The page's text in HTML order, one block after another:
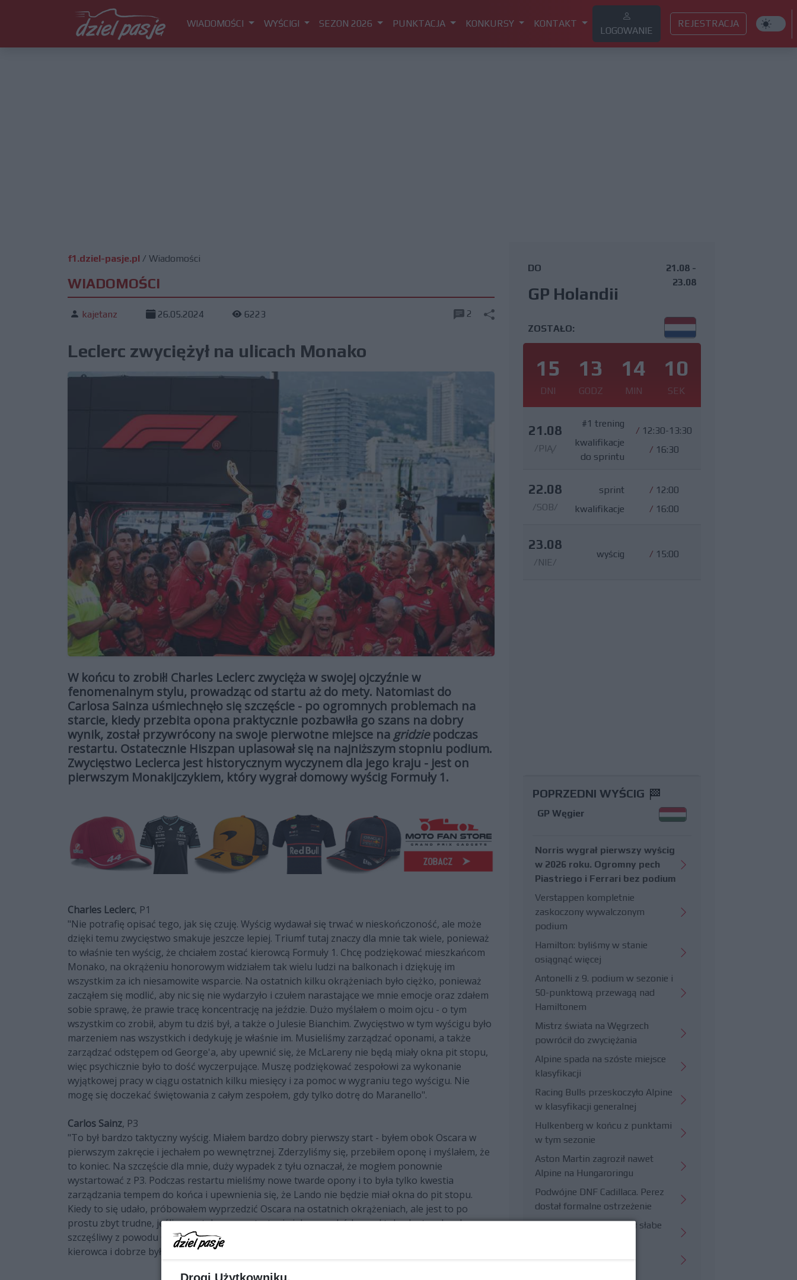
WIADOMOŚCI WYŚCIGI SEZON 2026 PUNKTACJA KONKURSY KONTAKT
LOGOWANIE
REJESTRACJA
f1.dziel-pasje.pl / Wiadomości
WIADOMOŚCI
kajetanz 26.05.2024 6223 2
Leclerc zwyciężył na ulicach Monako
W końcu to zrobił! Charles Leclerc zwycięża w swojej ojczyźnie w
fenomenalnym stylu, prowadząc od startu aż do mety. Natomiast do
Carlosa Sainza uśmiechnęło się szczęście - po ogromnych problemach na
starcie, kiedy przebita opona praktycznie pozbawiła go szans na dobry
wynik, został przywrócony na swoje pierwotne miejsce na gridziepodczas
restartu. Ostatecznie Hiszpan uplasował się na najniższym stopniu podium.
Zwycięstwo Leclerca jest historycznym wyczynem dla jego kraju - jest on
pierwszym Monakijczykiem, który wygrał domowy wyścig Formuły 1.
Charles Leclerc, P1
"Nie potrafię opisać tego, jak się czuję. Wyścig wydawał się trwać w nieskończoność, ale może
dzięki temu zwycięstwo smakuje jeszcze lepiej. Triumf tutaj znaczy dla mnie tak wiele, ponieważ
to właśnie ten wyścig, że chciałem zostać kierowcą Formuły 1. Chcę podziękować mieszkańcom
Monako, na okrążeniu honorowym widziałem tak wielu ludzi na balkonach i dziękuję im
wszystkim za ich niesamowite wsparcie. Na ostatnich kilku okrążeniach było ciężko, ponieważ
zacząłem się modlić, aby nic się nie wydarzyło i czułem narastające we mnie emocje oraz zdałem
sobie sprawę, że prawie tracę koncentrację na jeździe. Dużo myślałem o moim ojcu - o tym
wszystkim co zrobił, abym tu dziś był, a także o Julesie Bianchim. Zwycięstwo w tym wyścigu było
marzeniem nas wszystkich i dedykuję je właśnie im. Musieliśmy zarządzać oponami, a także
zarządzać odstępem od George'a, aby upewnić się, że McLareny nie będą miały okna pit stopu,
więc psychicznie było to dość wyczerpujące. Muszę podziękować zespołowi za wykonanie
wyjątkowej pracy w ciągu ostatnich kilku miesięcy i za pomoc w wygraniu tego wyścigu. Nie
mogę się doczekać świętowania z całym zespołem, gdy tylko dotrę do Maranello".
Carlos Sainz, P3
"To był bardzo taktyczny wyścig. Miałem bardzo dobry pierwszy start - byłem obok Oscara w
pierwszym zakręcie i jechałem po wewnętrznej. Zderzyliśmy się, przebiłem oponę i myślałem, że
to koniec. Na szczęście dla mnie, duży wypadek z tyłu oznaczał, że mogłem ponownie
wystartować z P3. Podczas restartu mieliśmy nowe twarde opony i to była tylko kwestia
zarządzania tempem do końca i upewnienia się, że Lando nie będzie miał okna do pit stopu.
Kiedy to się udało, próbowałem wyprzedzić Oscara na ostatnich okrążeniach, ale jest to po
prostu zbyt trudne, jeśli masz taką samą strategię jak samochód przed tobą. Jestem bardzo
szczęśliwy z powodu Charlesa! Zwycięstwo w domowym wyścigu to coś, o czym marzy każdy
kierowca i dobrze było móc świętować z nim na podium!".
DO
GP Holandii
21.08 -
23.08
ZOSTAŁO:
15
DNI
13
GODZ
14
MIN
9
SEK
21.08
/PIĄ/
#1 trening
kwalifikacje
do sprintu
/ 12:30-13:30
/ 16:30
22.08
/SOB/
sprint
kwalifikacje
/ 12:00
/ 16:00
23.08
/NIE/
wyścig / 15:00
POPRZEDNI WYŚCIG
GP Węgier
Norris wygrał pierwszy wyścig
w 2026 roku. Ogromny pech
Piastriego i Ferrari bez podium
Verstappen kompletnie
zaskoczony wywalczonym
podium
Hamilton: byliśmy w stanie
osiągnąć więcej
Antonelli z 9. podium w sezonie i
50-punktową przewagą nad
Hamiltonem
Mistrz świata na Węgrzech
powrócił do zwyciężania
Alpine spada na szóste miejsce
klasyfikacji
Racing Bulls przeskoczyło Alpine
w klasyfikacji generalnej
Hulkenberg w końcu z punktami
w tym sezonie
Aston Martin zagroził nawet
Alpine na Hungaroringu
Podwójne DNF Cadillaca. Perez
dostał formalne ostrzeżenie
Hungaroring potwierdził słabe
Drogi Użytkowniku,